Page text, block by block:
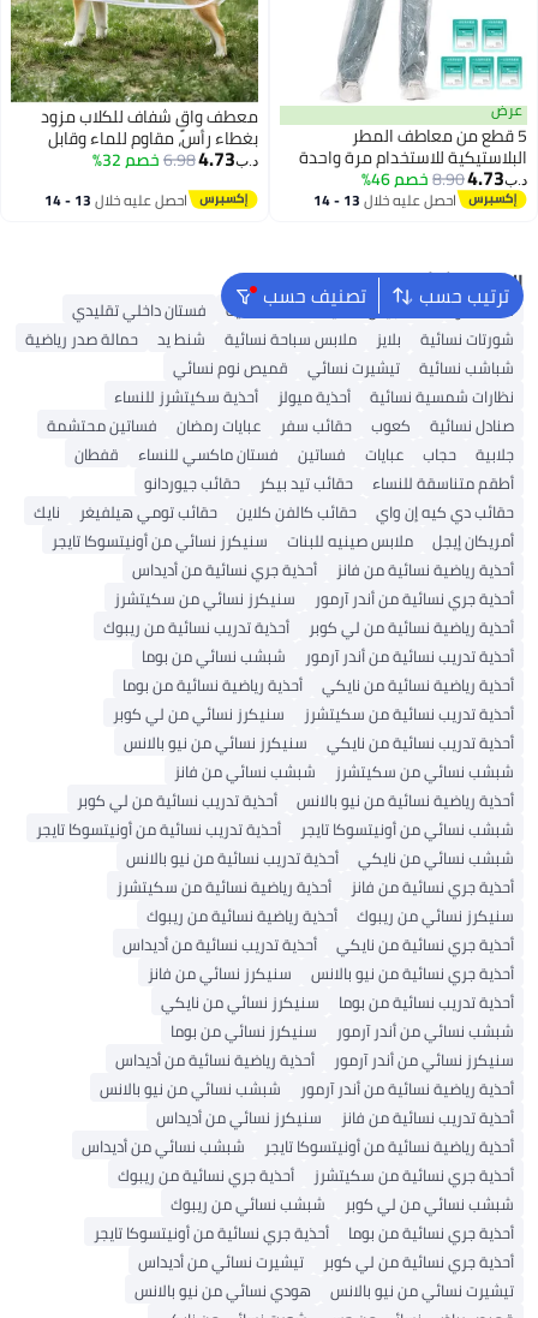
عرض
5 قطع من معاطف المطر
البلاستيكية للاستخدام مرة واحدة
للبالغين، طقم معطف وسروال مطر،
معاطف مطر مزودة بأغطية رأس
لمسافات طويلة والسفر
د.ب‏4.73
8.90خصم 46%
احصل عليه خلال 13 - 14
معطف واقٍ شفاف للكلاب مزود
بغطاء رأس، مقاوم للماء وقابل
للتعديل، مناسب للحيوانات الأليفة
مصنوع من البلاستيك (أبيض، كبير)
د.ب‏4.73
6.98خصم 32%
احصل عليه خلال 13 - 14
ترتيب حسب تصنيف حسب البحث الشائع
شنط ألدو شنط جيس نسائية شنط نسائية
فستان داخلي تقليدي
شورتات نسائية
بلايز ملابس سباحة نسائية شنط يد
حمالة صدر رياضية
شباشب نسائية
تيشيرت نسائي
قميص نوم نسائي
نظارات شمسية نسائية
أحذية ميولز
أحذية سكيتشرز للنساء
صنادل نسائية
كعوب حقائب سفر عبايات رمضان
فساتين محتشمة
جلابية
حجاب عبايات فساتين فستان ماكسي للنساء
قفطان
أطقم متناسقة للنساء
حقائب تيد بيكر
حقائب جيوردانو
حقائب دي كيه إن واي
حقائب كالفن كلاين حقائب تومي هيلفيغر
نايك
أمريكان إيجل
ملابس صينيه للبنات
سنيكرز نسائي من أونيتسوكا تايجر
أحذية رياضية نسائية من فانز
أحذية جري نسائية من أديداس
أحذية جري نسائية من أندر آرمور
سنيكرز نسائي من سكيتشرز
أحذية رياضية نسائية من لي كوبر
أحذية تدريب نسائية من ريبوك
أحذية تدريب نسائية من أندر آرمور
شبشب نسائي من بوما
أحذية رياضية نسائية من نايكي
أحذية رياضية نسائية من بوما
أحذية تدريب نسائية من سكيتشرز
سنيكرز نسائي من لي كوبر
أحذية تدريب نسائية من نايكي
سنيكرز نسائي من نيو بالانس
شبشب نسائي من سكيتشرز
شبشب نسائي من فانز
أحذية رياضية نسائية من نيو بالانس
أحذية تدريب نسائية من لي كوبر
شبشب نسائي من أونيتسوكا تايجر
أحذية تدريب نسائية من أونيتسوكا تايجر
شبشب نسائي من نايكي
أحذية تدريب نسائية من نيو بالانس
أحذية جري نسائية من فانز
أحذية رياضية نسائية من سكيتشرز
سنيكرز نسائي من ريبوك
أحذية رياضية نسائية من ريبوك
أحذية جري نسائية من نايكي
أحذية تدريب نسائية من أديداس
أحذية جري نسائية من نيو بالانس
سنيكرز نسائي من فانز
أحذية تدريب نسائية من بوما
سنيكرز نسائي من نايكي
شبشب نسائي من أندر آرمور
سنيكرز نسائي من بوما
سنيكرز نسائي من أندر آرمور
أحذية رياضية نسائية من أديداس
أحذية رياضية نسائية من أندر آرمور
شبشب نسائي من نيو بالانس
أحذية تدريب نسائية من فانز
سنيكرز نسائي من أديداس
أحذية رياضية نسائية من أونيتسوكا تايجر
شبشب نسائي من أديداس
أحذية جري نسائية من سكيتشرز
أحذية جري نسائية من ريبوك
شبشب نسائي من لي كوبر
شبشب نسائي من ريبوك
أحذية جري نسائية من بوما
أحذية جري نسائية من أونيتسوكا تايجر
أحذية جري نسائية من لي كوبر
تيشيرت نسائي من أديداس
تيشيرت نسائي من نيو بالانس
هودي نسائي من نيو بالانس